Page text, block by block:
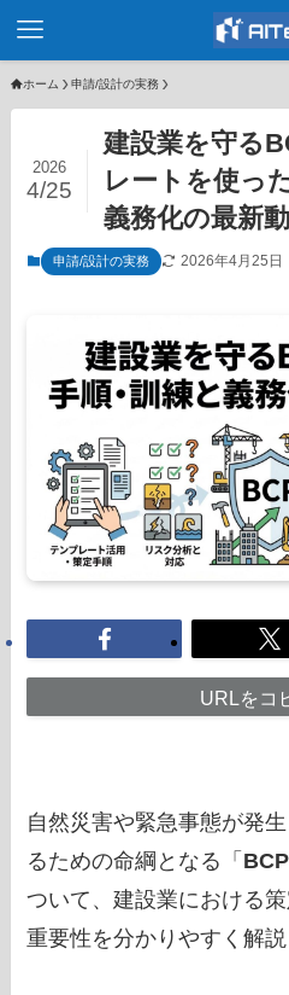
ホーム 申請/設計の実務
建設業を守る
レートを使っ
義務化の最新
2026
4/25
申請/設計の実務 2026年4月25日
URLをコ
自然災害や緊急事態が発
るための命綱となる「
ついて、建設業における
重要性を分かりやすく解説